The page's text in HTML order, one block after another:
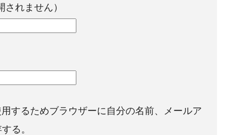
れません）
するためブラウザーに自分の名前、メールア
る。